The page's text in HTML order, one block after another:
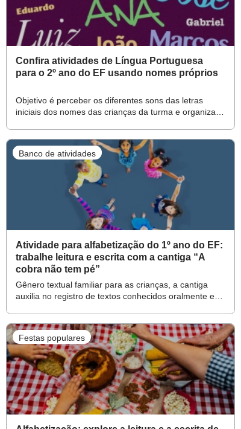
Confira atividades de Língua Portuguesa
para o 2º ano do EF usando nomes próprios
Objetivo é perceber os diferentes sons das letras
iniciais dos nomes das crianças da turma e organizar
Banco de atividades
Atividade para alfabetização do 1º ano do EF:
trabalhe leitura e escrita com a cantiga “A
cobra não tem pé”
Gênero textual familiar para as crianças, a cantiga
auxilia no registro de textos conhecidos oralmente e
Festas populares